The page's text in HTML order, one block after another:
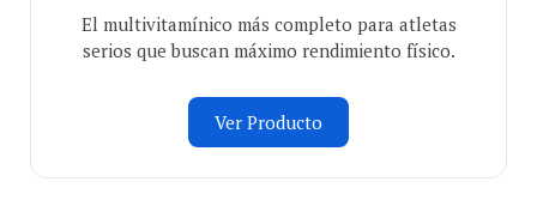
El multivitamínico más completo para atletas
serios que buscan máximo rendimiento físico.
Ver Producto